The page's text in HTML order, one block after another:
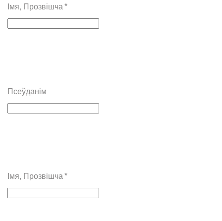
Імя, Прозвішча*
Псеўданім
Імя, Прозвішча*